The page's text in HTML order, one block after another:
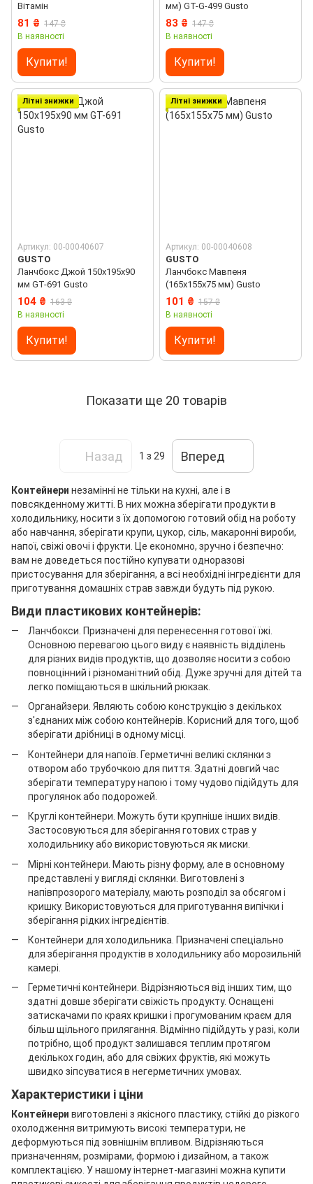
Вітамін
81 ₴ 147 ₴
В наявності
Купити!
мм) GT-G-499 Gusto
83 ₴ 147 ₴
В наявності
Купити!
Літні знижки
Артикул: 00-00040607
GUSTO
Ланчбокс Джой 150х195х90
мм GT-691 Gusto
104 ₴ 163 ₴
В наявності
Купити!
Літні знижки
Артикул: 00-00040608
GUSTO
Ланчбокс Мавпеня
(165х155х75 мм) Gusto
101 ₴ 157 ₴
В наявності
Купити!
Показати ще 20 товарів
Назад 1 з 29 Вперед
Контейнери незамінні не тільки на кухні, але і в
повсякденному житті. В них можна зберігати продукти в
холодильнику, носити з їх допомогою готовий обід на роботу
або навчання, зберігати крупи, цукор, сіль, макаронні вироби,
напої, свіжі овочі і фрукти. Це економно, зручно і безпечно:
вам не доведеться постійно купувати одноразові
пристосування для зберігання, а всі необхідні інгредієнти для
приготування домашніх страв завжди будуть під рукою.
Види пластикових контейнерів:
Ланчбокси. Призначені для перенесення готової їжі.
Основною перевагою цього виду є наявність відділень
для різних видів продуктів, що дозволяє носити з собою
повноцінний і різноманітний обід. Дуже зручні для дітей та
легко поміщаються в шкільний рюкзак.
Органайзери. Являють собою конструкцію з декількох
з'єднаних між собою контейнерів. Корисний для того, щоб
зберігати дрібниці в одному місці.
Контейнери для напоїв. Герметичні великі склянки з
отвором або трубочкою для пиття. Здатні довгий час
зберігати температуру напою і тому чудово підійдуть для
прогулянок або подорожей.
Круглі контейнери. Можуть бути крупніше інших видів.
Застосовуються для зберігання готових страв у
холодильнику або використовуються як миски.
Мірні контейнери. Мають різну форму, але в основному
представлені у вигляді склянки. Виготовлені з
напівпрозорого матеріалу, мають розподіл за обсягом і
кришку. Використовуються для приготування випічки і
зберігання рідких інгредієнтів.
Контейнери для холодильника. Призначені спеціально
для зберігання продуктів в холодильнику або морозильній
камері.
Герметичні контейнери. Відрізняються від інших тим, що
здатні довше зберігати свіжість продукту. Оснащені
затискачами по краях кришки і прогумованим краєм для
більш щільного прилягання. Відмінно підійдуть у разі, коли
потрібно, щоб продукт залишався теплим протягом
декількох годин, або для свіжих фруктів, які можуть
швидко зіпсуватися в негерметичних умовах.
Характеристики і ціни
Контейнери виготовлені з якісного пластику, стійкі до різкого
охолодження витримують високі температури, не
деформуються під зовнішнім впливом. Відрізняються
призначенням, розмірами, формою і дизайном, а також
комплектацією. У нашому інтернет-магазині можна купити